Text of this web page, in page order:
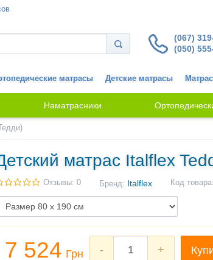
(067)
(050)
матрасы Детские матрасы
Наматрасники
матрас Italflex
Отзывы: 0 Бренд: Italflex Код товара:
7 524 Грн - +